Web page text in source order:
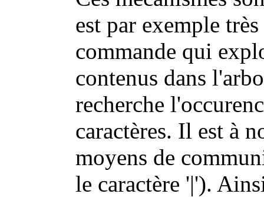
est par exemple
commande qui
contenus dans
recherche
caractères. Il est à
moyens de
le caractère '|').